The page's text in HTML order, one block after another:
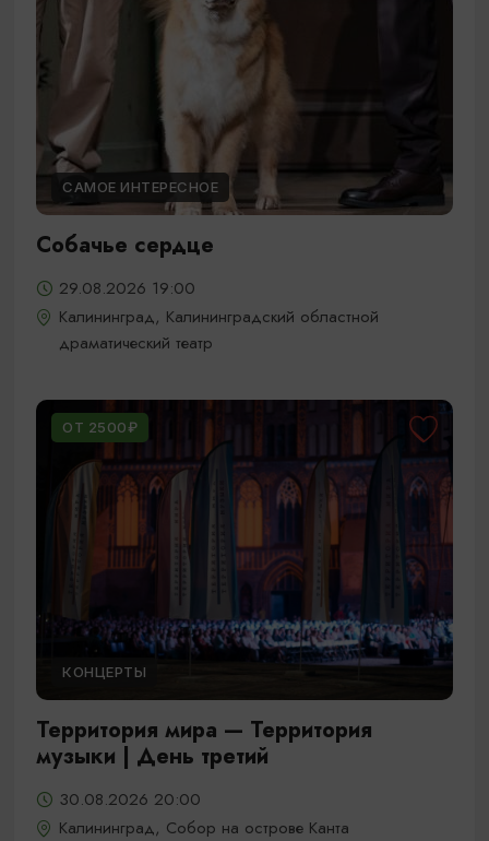
САМОЕ ИНТЕРЕСНОЕ
Собачье сердце
29.08.2026 19:00
Калининград, Калининградский областной
драматический театр
ОТ 2500₽
КОНЦЕРТЫ
Территория мира — Территория
музыки | День третий
30.08.2026 20:00
Калининград, Собор на острове Канта